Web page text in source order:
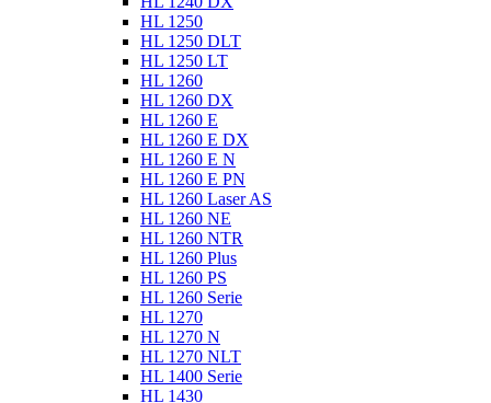
HL 1250
HL 1250 DLT
HL 1250 LT
HL 1260
HL 1260 DX
HL 1260 E
HL 1260 E DX
HL 1260 E N
HL 1260 E PN
HL 1260 Laser AS
HL 1260 NE
HL 1260 NTR
HL 1260 Plus
HL 1260 PS
HL 1260 Serie
HL 1270
HL 1270 N
HL 1270 NLT
HL 1400 Serie
HL 1430